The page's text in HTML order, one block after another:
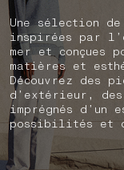
Une sélection
inspirées par
mer et conçues
matières et
Découvrez des
d’extérieur,
imprégnés d’un
possibilités et